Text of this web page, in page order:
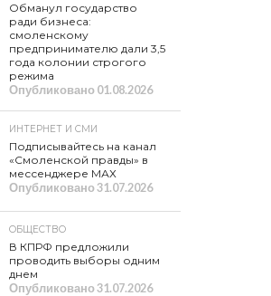
Обманул государство
ради бизнеса:
смоленскому
предпринимателю дали 3,5
года колонии строгого
режима
Опубликовано01.08.2026
ИНТЕРНЕТ И СМИ
Подписывайтесь на канал
«Смоленской правды» в
мессенджере МАХ
Опубликовано31.07.2026
ОБЩЕСТВО
В КПРФ предложили
проводить выборы одним
днем
Опубликовано31.07.2026